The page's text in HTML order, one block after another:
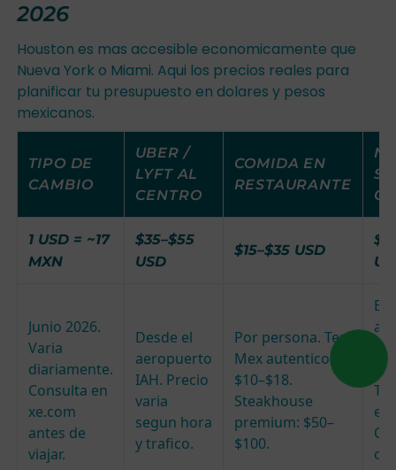
2026
Houston es mas accesible economicamente que
Nueva York o Miami. Aqui los precios reales para
planificar tu presupuesto en dolares y pesos
mexicanos.
TIPO DE
CAMBIO
UBER /
LYFT AL
CENTRO
COMIDA EN
RESTAURANTE
1 USD = ~17
MXN
$35–$55
USD
$15–$35 USD
Junio 2026.
Varia
diariamente.
Consulta en
xe.com
antes de
viajar.
Desde el
aeropuerto
IAH. Precio
varia
segun hora
y trafico.
Por persona. Tex-
Mex autentico:
$10–$18.
Steakhouse
premium: $50–
$100.